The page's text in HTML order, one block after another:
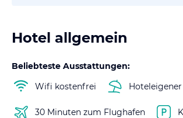
Hotel allgemein
Beliebteste Ausstattungen:
Wifi kostenfrei
30 Minuten zum Flughafen